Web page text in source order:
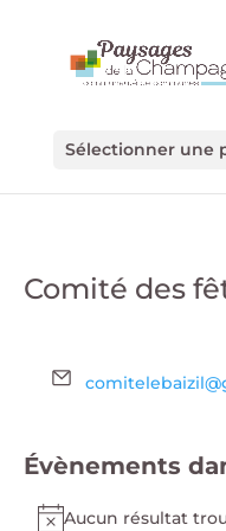
Sélectionner une
Comité des
Email
Évènements
Aucun résultat